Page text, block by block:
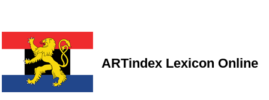
ARTindex Lexicon Online